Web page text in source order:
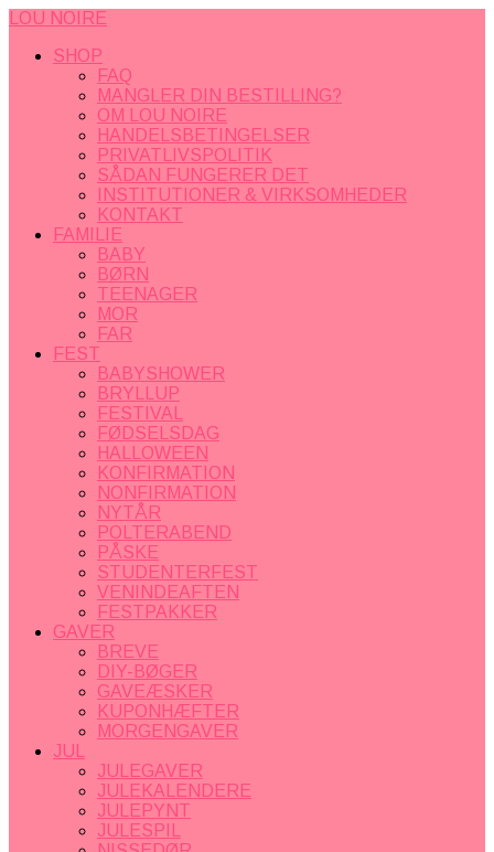
LOU NOIRE
SHOP
FAQ
MANGLER DIN BESTILLING?
OM LOU NOIRE
HANDELSBETINGELSER
PRIVATLIVSPOLITIK
SÅDAN FUNGERER DET
INSTITUTIONER & VIRKSOMHEDER
KONTAKT
FAMILIE
BABY
BØRN
TEENAGER
MOR
FAR
FEST
BABYSHOWER
BRYLLUP
FESTIVAL
FØDSELSDAG
HALLOWEEN
KONFIRMATION
NONFIRMATION
NYTÅR
POLTERABEND
PÅSKE
STUDENTERFEST
VENINDEAFTEN
FESTPAKKER
GAVER
BREVE
DIY-BØGER
GAVEÆSKER
KUPONHÆFTER
MORGENGAVER
JUL
JULEGAVER
JULEKALENDERE
JULEPYNT
JULESPIL